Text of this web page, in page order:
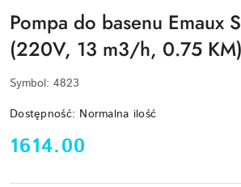
Pompa do basenu Emaux
(220V, 13 m3/h, 0.75
Symbol: 4823
Dostępność: Normalna ilość
cena:
1614.00